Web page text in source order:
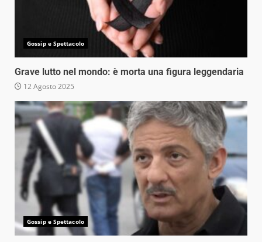
Gossip e Spettacolo
Grave lutto nel mondo: è morta una figura leggendaria
12 Agosto 2025
Gossip e Spettacolo